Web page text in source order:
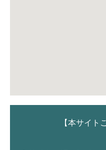
【本サイト